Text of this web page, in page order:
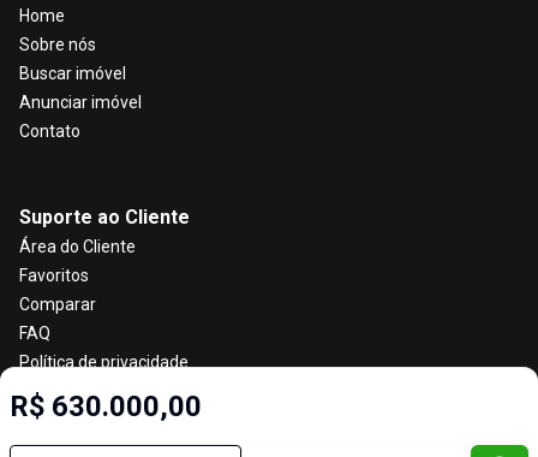
R$ 630.000,00
Home
Sobre nós
Buscar imóvel
Anunciar imóvel
Contato
Suporte ao Cliente
Área do Cliente
Favoritos
Comparar
FAQ
Política de privacidade